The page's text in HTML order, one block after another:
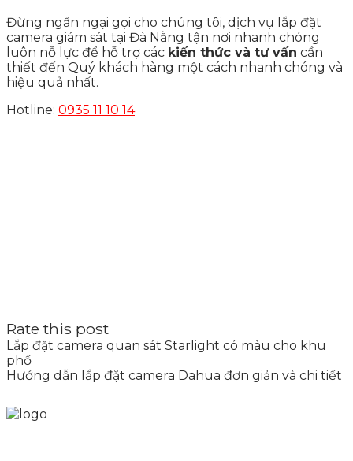
Đừng ngần ngại gọi cho chúng tôi, dịch vụ lắp đặt
camera giám sát tại Đà Nẵng tận nơi nhanh chóng
luôn nỗ lực để hỗ trợ các kiến thức và tư vấn cần
thiết đến Quý khách hàng một cách nhanh chóng và
hiệu quả nhất.
Hotline: 0935 11 10 14
Rate this post
Lắp đặt camera quan sát Starlight có màu cho khu
phố
Hướng dẫn lắp đặt camera Dahua đơn giản và chi tiết